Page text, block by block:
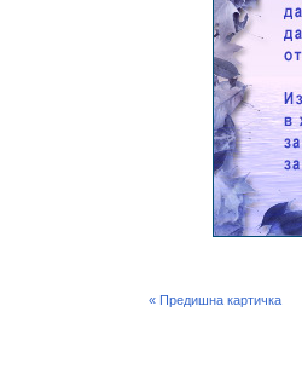
« Предишна картичка